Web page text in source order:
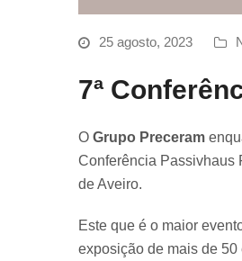
25 agosto, 2023
7ª
O Grupo Preceram
Conferência Passivhaus
de Aveiro.
Este que é o maior
exposição de mais de 50